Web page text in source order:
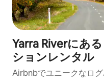
Yarra Riverにあ
ションレンタル
Airbnbでユニークなロ